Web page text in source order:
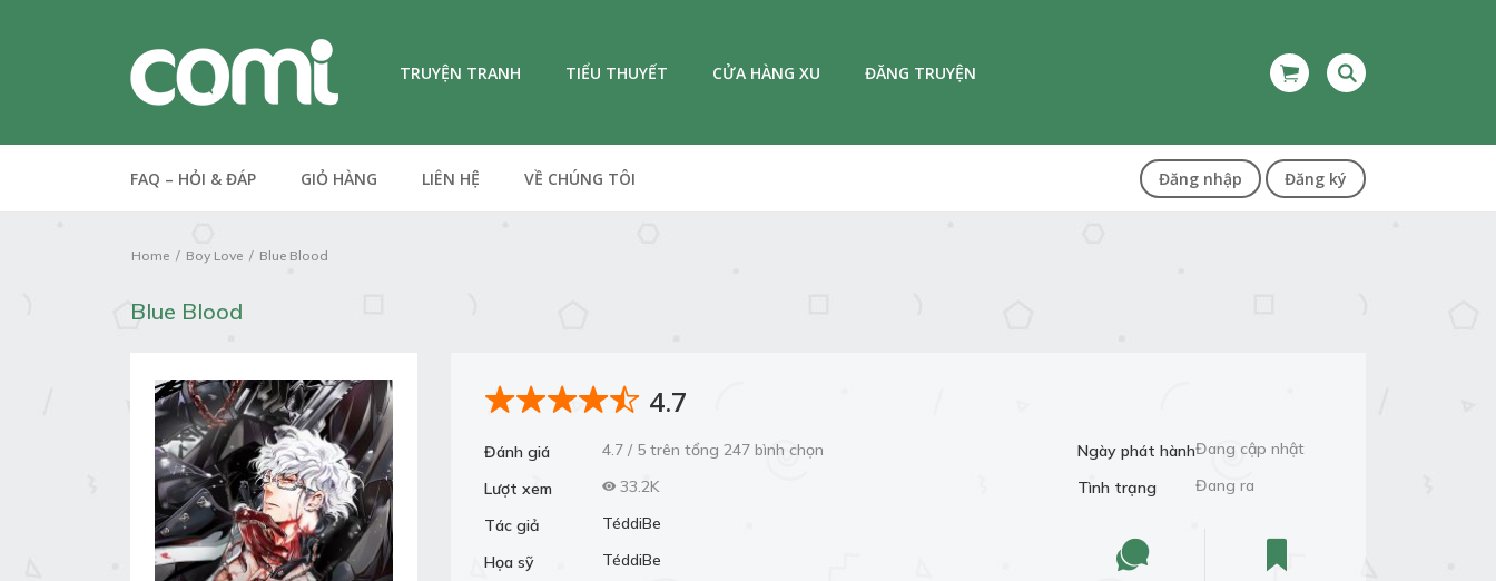
TRUYỆN TRANH TIỂU THUYẾT CỬA HÀNG XU ĐĂNG TRUYỆN
FAQ – HỎI & ĐÁP GIỎ HÀNG LIÊN HỆ VỀ CHÚNG TÔI Đăng nhập Đăng ký
Home Boy Love Blue Blood
Blue Blood
4.7
Đánh giá
4.7 / 5 trên tổng 247 bình chọn
Lượt xem
33.2K
Tác giả
TéddiBe
Họa sỹ
TéddiBe
Ngày phát hànhĐang cập nhật
Tình trạng
Đang ra